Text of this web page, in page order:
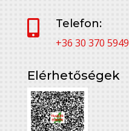

Telefon:
+36 30 370 5949
Elérhetőségek